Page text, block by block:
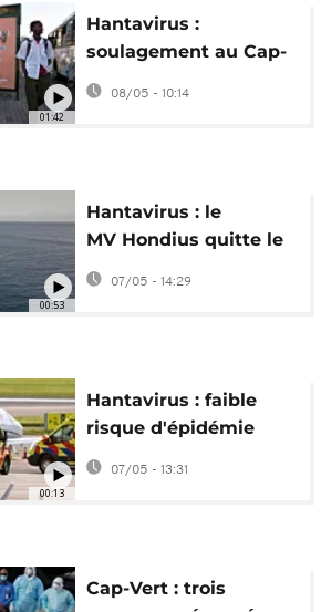
01:42
Hantavirus :
soulagement au Cap-
Vert après le départ
du MV Hondius
08/05 - 10:14
00:53
Hantavirus : le
MV Hondius quitte le
Cap-Vert en direction
des Canaries
07/05 - 14:29
00:13
Hantavirus : faible
risque d'épidémie
mondiale, rassure
07/05 - 13:31
Cap-Vert : trois